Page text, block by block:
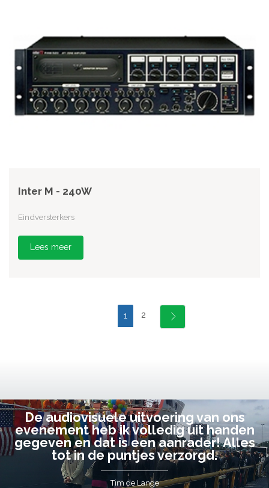
Inter M - 240W
Eindversterkers
Lees meer
1 2
De audiovisuele uitvoering van ons
evenement heb ik volledig uit handen
gegeven en dat is een aanrader! Alles
tot in de puntjes verzorgd.
Tim de Lange